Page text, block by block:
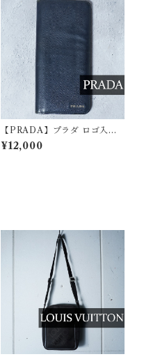
【PRADA】プラダ ロゴ入レ
ザーロングウォレット navy
¥12,000